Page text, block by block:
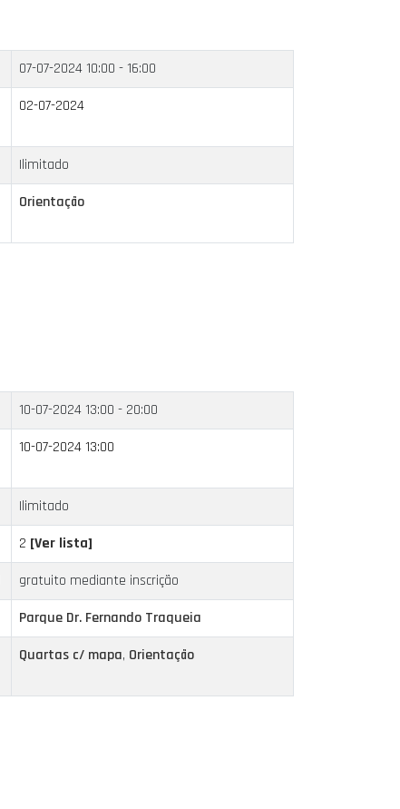
07-07-202410:00 - 16:00
02-07-2024
Ilimitado
Orientação
10-07-202413:00 - 20:00
10-07-2024 13:00
Ilimitado
2 [Ver lista]
gratuito mediante inscrição
Parque Dr. Fernando Traqueia
Quartas c/ mapa, Orientação